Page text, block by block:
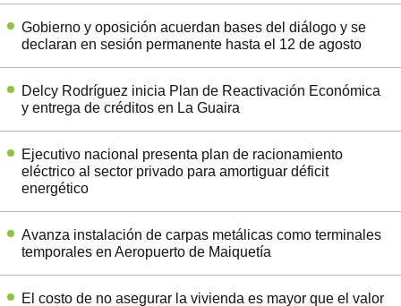
Gobierno y oposición acuerdan bases del diálogo y se
declaran en sesión permanente hasta el 12 de agosto
Delcy Rodríguez inicia Plan de Reactivación Económica
y entrega de créditos en La Guaira
Ejecutivo nacional presenta plan de racionamiento
eléctrico al sector privado para amortiguar déficit
energético
Avanza instalación de carpas metálicas como terminales
temporales en Aeropuerto de Maiquetía
El costo de no asegurar la vivienda es mayor que el valor